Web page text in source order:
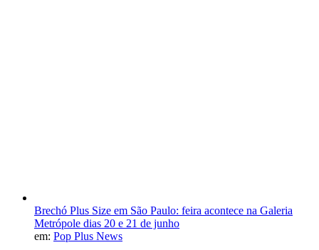
Brechó Plus Size em São Paulo: feira acontece na Galeria
Metrópole dias 20 e 21 de junho
em: Pop Plus News